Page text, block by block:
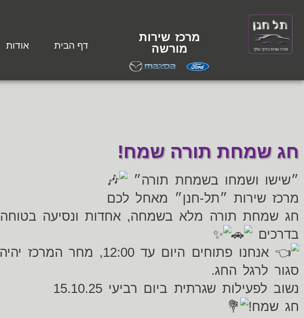
מרכז שירות
מורשה
דף הבית אודות
חג שמחת תורה שמח!
״שישו ושמחו בשמחת תורה״
מרכז שירות ״תל-חנן״ מאחל לכם
חג שמחת תורה מלא בשמחה, אחדות ונסיעה בטוחה
בדרכים
אנחנו פתוחים היום עד 12:00, מחר המרכז יהיה
סגור לרגל החג.
נשוב לפעילות שגרתית ביום רביעי 15.10.25
חג שמח!